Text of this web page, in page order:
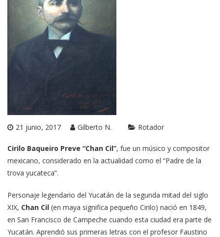
21 junio, 2017 Gilberto N. Rotador
Cirilo Baqueiro Preve “Chan Cil”, fue un músico y compositor
mexicano, considerado en la actualidad como el “Padre de la
trova yucateca”.
Personaje legendario del Yucatán de la segunda mitad del siglo
XIX, Chan Cil (en maya significa pequeño Cirilo) nació en 1849,
en San Francisco de Campeche cuando esta ciudad era parte de
Yucatán. Aprendió sus primeras letras con el profesor Faustino